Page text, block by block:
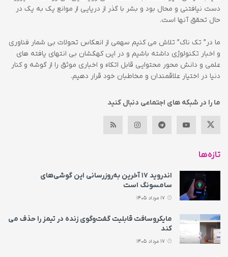
دست نیافتنی و محال بود و بشر با گذر از دریایی از موانع یک به یک در
حال تحقق آنها است.
ما در” تک ناک” تلاش می کنیم سهمی از انعکاس تحولات بی شمار فناوری
و اخبار تکنولوژی داشته باشیم و در این کهکشان بی انتهای یافته های
علمی و دانش محور محتوایی قابل اتکاء و اخباری موثق را از گوشه و کنار
دنیا در اختیار علاقمندان و مخاطبان خود قرار دهیم.
ما را در شبکه های اجتماعی دنبال کنید
تازه‌ها
اندروید ۱۷ آخرین به‌روزرسانی این گوشی‌های
سامسونگ است
مایکروسافت قابلیت گفت‌وگوی زنده در تیمز را حذف می‌
کند